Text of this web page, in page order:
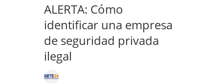
ALERTA: Cómo
identificar una empresa
de seguridad privada
ilegal